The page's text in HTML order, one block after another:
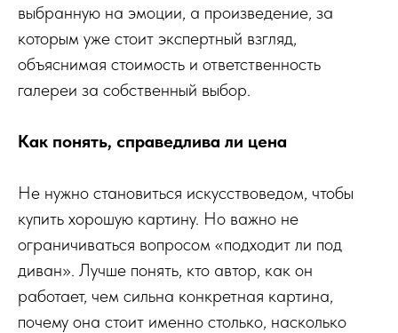
выбранную на эмоции, а произведение, за
которым уже стоит экспертный взгляд,
объяснимая стоимость и ответственность
галереи за собственный выбор.
Как понять, справедлива ли цена
Не нужно становиться искусствоведом, чтобы
купить хорошую картину. Но важно не
ограничиваться вопросом «подходит ли под
диван». Лучше понять, кто автор, как он
работает, чем сильна конкретная картина,
почему она стоит именно столько, насколько